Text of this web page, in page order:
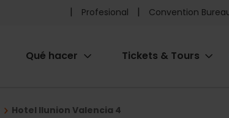
Pre
header
Profesional Convention
Qué hacer Tickets & Tours
Hotel Ilunion Valencia 4